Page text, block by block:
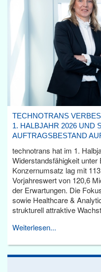
TECHNOTRANS
1. HALBJAHR 2026 UND
AUFTRAGSBESTAND
technotrans hat im 1.
Widerstandsfähigkeit unter
Konzernumsatz lag mit
Vorjahreswert von 120,6
der Erwartungen. Die
sowie Healthcare &
strukturell attraktive
Weiterlesen...